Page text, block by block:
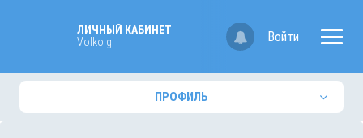
ЛИЧНЫЙ КАБИНЕТ
Volkolg
Войти
ПРОФИЛЬ